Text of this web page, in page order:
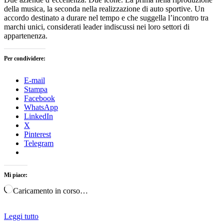
della musica, la seconda nella realizzazione di auto sportive. Un
accordo destinato a durare nel tempo e che suggella l’incontro tra
marchi unici, considerati leader indiscussi nei loro settori di
appartenenza.
Per condividere:
E-mail
Stampa
Facebook
WhatsApp
LinkedIn
X
Pinterest
Telegram
Mi piace:
Caricamento in corso…
Leggi tutto